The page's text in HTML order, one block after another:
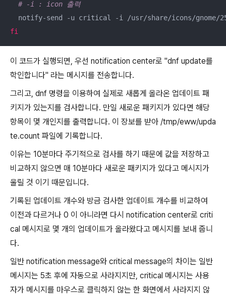
# -i : icon 출력
notify-send -u critical -i /usr/share/icons/
fi
이 코드가 실행되면, 우선 notification center로 "dnf update를
학인합니다" 라는 메시지를 전송합니다.
그리고, dnf 명령을 이용하여 실제로 새롭게 올라온 업데이트 패
키지가 있는지를 검사합니다. 만일 새로운 패키지가 있다면 해당
항목이 몇 개인지를 출력합니다. 이 장보를 받아 /tmp/eww/upda
te.count 파일에 기록합니다.
이유는 10분마다 주기적으로 검사를 하기 때문에 값을 저장하고
비교하지 않으면 매 10분마다 새로운 패키지가 있다고 메시지가
울릴 것 이기 때문입니다.
기록된 업데이트 개수와 방금 검사한 업데이트 개수를 비교하여
이전과 다르거나 0 이 아니라면 다시 notification center로 criti
cal 메시지로 몇 개의 업데이트가 올라왔다고 메시지를 보내 줍니
다.
일반 notification message와 critical message의 차이는 일반
메시지는 5초 후에 자동으로 사라지지만, critical 메시지는 사용
자가 메시지를 마우스로 클릭하지 않는 한 화면에서 사라지지 않